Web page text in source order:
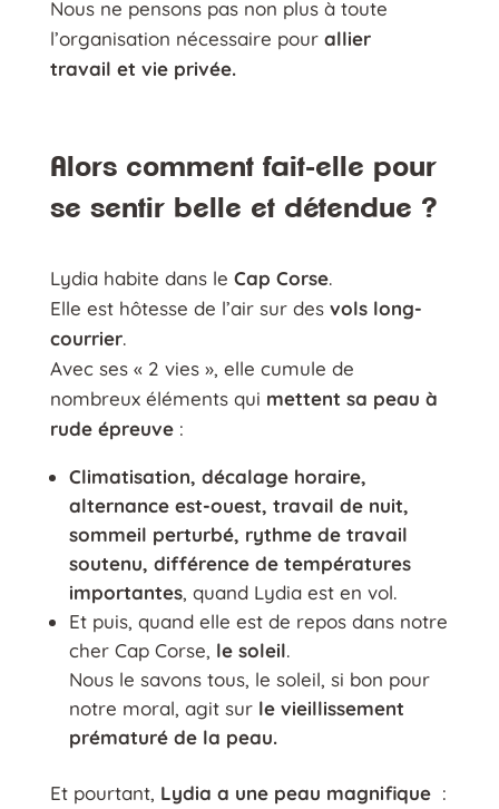
Nous ne pensons pas non plus à toute
l’organisation nécessaire pour allier
travail et vie privée.
Alors comment fait-elle pour
se sentir belle et détendue ?
Lydia habite dans le Cap Corse.
Elle est hôtesse de l’air sur des vols long-
courrier.
Avec ses « 2 vies », elle cumule de
nombreux éléments qui mettent sa peau à
rude épreuve:
Climatisation, décalage horaire,
alternance est-ouest, travail de nuit,
sommeil perturbé, rythme de travail
soutenu, différence de températures
importantes, quand Lydia est en vol.
Et puis, quand elle est de repos dans notre
cher Cap Corse, le soleil.
Nous le savons tous, le soleil, si bon pour
notre moral, agit sur le vieillissement
prématuré de la peau.
Et pourtant, Lydia a une peau magnifique: